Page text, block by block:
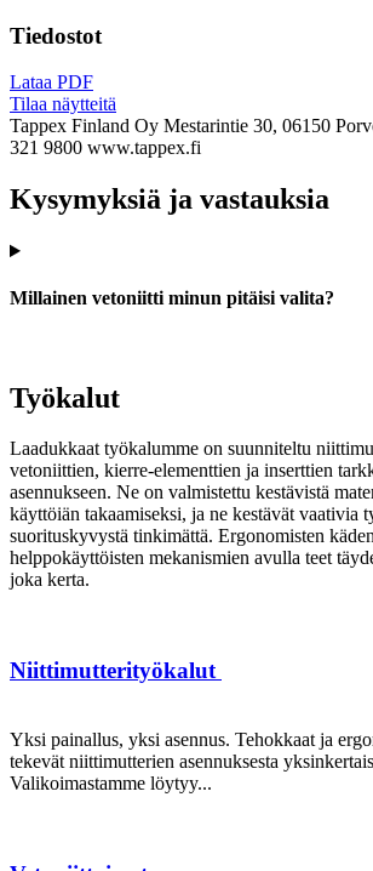
Tiedostot
Lataa PDF
Tilaa näytteitä
Tappex Finland Oy Mestarintie 30, 06150
321 9800 www.tappex.fi
Kysymyksiä ja vastauksia
Millainen vetoniitti minun pitäisi valita?
Työkalut
Laadukkaat työkalumme on suunniteltu
vetoniittien, kierre-elementtien ja inserttien
asennukseen. Ne on valmistettu kestävistä
käyttöiän takaamiseksi, ja ne kestävät vaativia
suorituskyvystä tinkimättä. Ergonomisten
helppokäyttöisten mekanismien avulla teet
joka kerta.
Niittimutterityökalut
Yksi painallus, yksi asennus. Tehokkaat ja
tekevät niittimutterien asennuksesta
Valikoimastamme löytyy...